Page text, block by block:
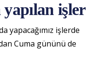
işler
yapacağımız işlerde
Cuma gününü de